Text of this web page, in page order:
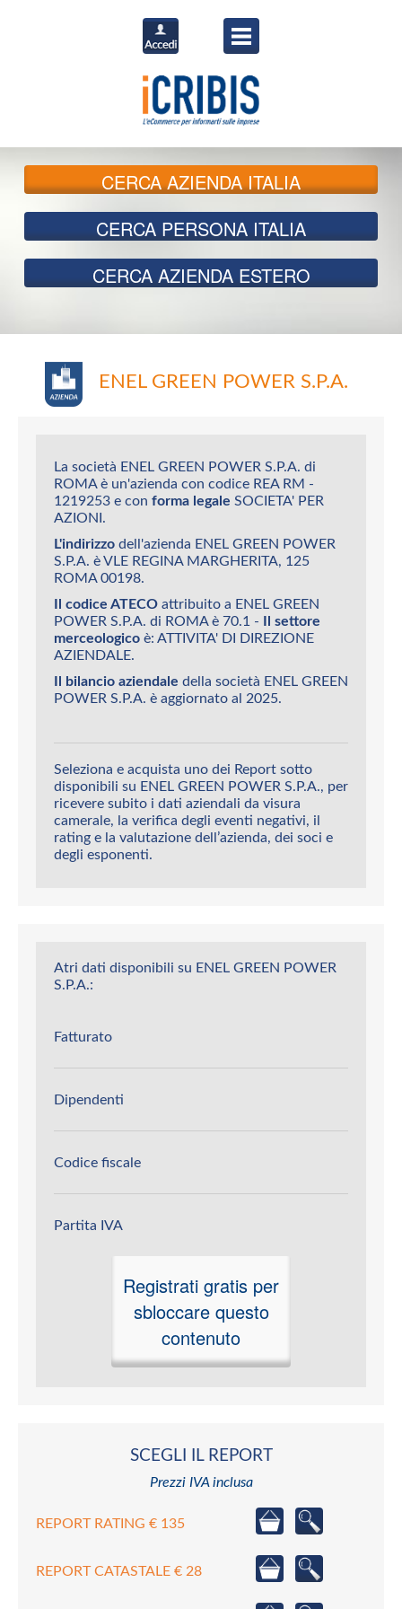
CERCAAZIENDA ITALIA
CERCA PERSONA ITALIA
CERCA AZIENDA ESTERO
ENEL GREEN POWER S.P.A.
La società ENEL GREEN POWER S.P.A. di
ROMA è un'azienda con codice REA RM -
1219253 e con forma legale SOCIETA' PER
AZIONI.
L'indirizzo dell'azienda ENEL GREEN POWER
S.P.A. è VLE REGINA MARGHERITA, 125
ROMA 00198.
Il codice ATECO attribuito a ENEL GREEN
POWER S.P.A. di ROMA è 70.1 - Il settore
merceologico è: ATTIVITA' DI DIREZIONE
AZIENDALE.
Il bilancio aziendale della società ENEL GREEN
POWER S.P.A. è aggiornato al 2025.
Seleziona e acquista uno dei Report sotto
disponibili su ENEL GREEN POWER S.P.A., per
ricevere subito i dati aziendali da visura
camerale, la verifica degli eventi negativi, il
rating e la valutazione dell’azienda, dei soci e
degli esponenti.
Atri dati disponibili su ENEL GREEN POWER
S.P.A.:
Fatturato
Dipendenti
Codice fiscale
Partita IVA
Registrati gratis per
sbloccare questo
contenuto
SCEGLI IL REPORT
Prezzi IVA inclusa
REPORT RATING € 135
REPORT CATASTALE € 28